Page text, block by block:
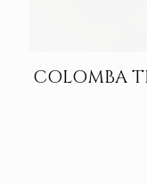
COLOMBA